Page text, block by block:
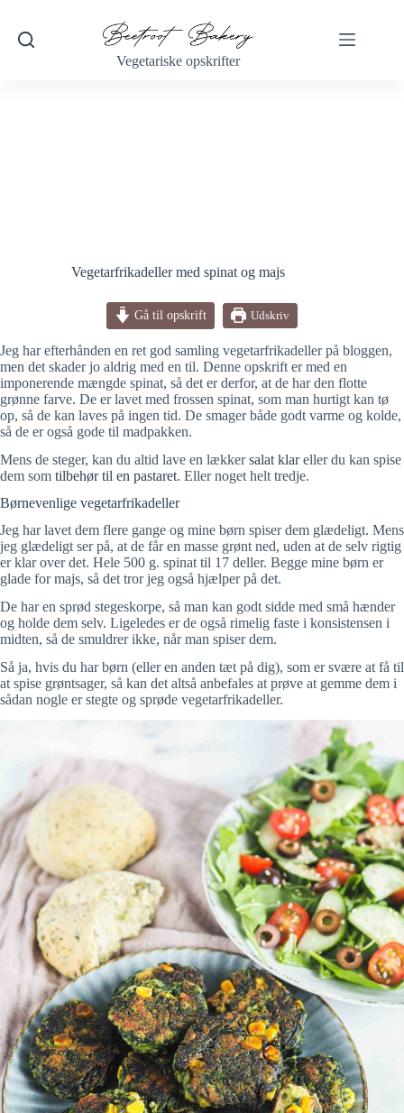
indhold
Vegetariske opskrifter
Vegetarfrikadeller med spinat og majs
Gå til opskrift Udskriv
Jeg har efterhånden en ret god samling vegetarfrikadeller på bloggen,
men det skader jo aldrig med en til. Denne opskrift er med en
imponerende mængde spinat, så det er derfor, at de har den flotte
grønne farve. De er lavet med frossen spinat, som man hurtigt kan tø
op, så de kan laves på ingen tid. De smager både godt varme og kolde,
så de er også gode til madpakken.
Mens de steger, kan du altid lave en lækkersalat klareller du kan spise
dem som tilbehør til en pastaret. Eller noget helt tredje.
Børnevenlige vegetarfrikadeller
Jeg har lavet dem flere gange og mine børn spiser dem glædeligt. Mens
jeg glædeligt ser på, at de får en masse grønt ned, uden at de selv rigtig
er klar over det. Hele 500 g. spinat til 17 deller. Begge mine børn er
glade for majs, så det tror jeg også hjælper på det.
De har en sprød stegeskorpe, så man kan godt sidde med små hænder
og holde dem selv. Ligeledes er de også rimelig faste i konsistensen i
midten, så de smuldrer ikke, når man spiser dem.
Så ja, hvis du har børn (eller en anden tæt på dig), som er svære at få til
at spise grøntsager, så kan det altså anbefales at prøve at gemme dem i
sådan nogle er stegte og sprøde vegetarfrikadeller.